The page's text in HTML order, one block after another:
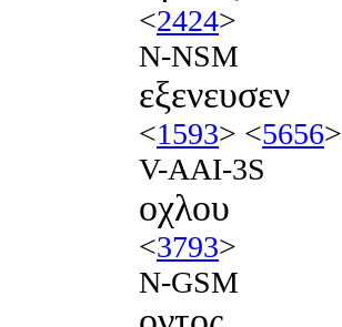
<2424>
N-NSM
εξενευσεν
<1593> <5656>
V-AAI-3S
οχλου
<3793>
N-GSM